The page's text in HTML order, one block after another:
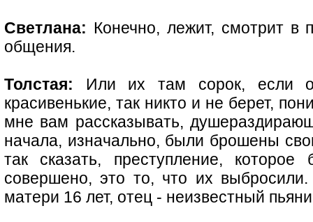
Светлана: Конечно, лежит, смотрит в
общения.
Толстая: Или их там сорок, если
красивенькие, так никто и не берет,
мне вам рассказывать,
начала, изначально, были брошены
так сказать, преступление,
совершено, это то, что их
матери 16 лет, отец - неизвестный